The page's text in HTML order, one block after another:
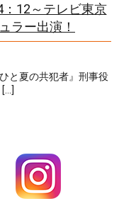
：12～テレビ東京
ラー出演！
と夏の共犯者』刑事役
[…]